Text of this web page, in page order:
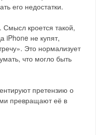
его недостатки.
кроется такой,
iPhone не купят,
Это нормализует
что могло быть
претензию о
превращают её в